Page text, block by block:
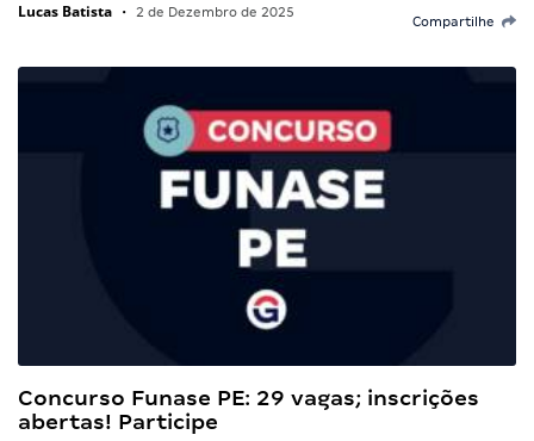
Lucas Batista • 2 de Dezembro de 2025
Compartilhe
Concurso Funase PE: 29 vagas; inscrições
abertas! Participe